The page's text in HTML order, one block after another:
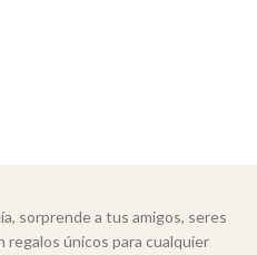
sorprende a tus amigos, seres
regalos únicos para cualquier